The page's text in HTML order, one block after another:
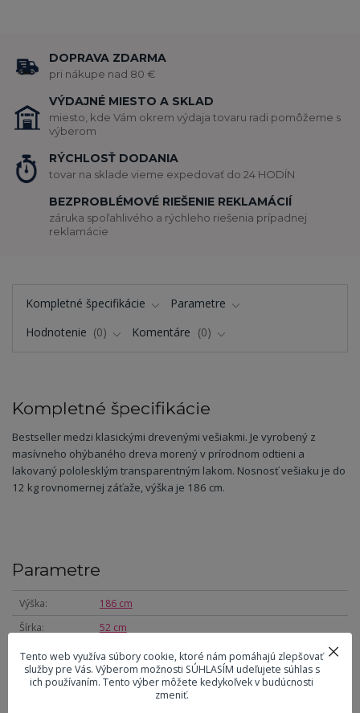
DOPRAVA ZDARMA
pri nákupe nad 80 €
VÝDAJNÉ MIESTO A SKLAD
miesto, kde Vám okrem výdaja tovaru radi pomôžeme s
výberom
RÝCHLOSŤ DODANIA
tovar na sklade vieme expedovať do 24 HODÍN
BEZPROBLÉMOVÉ RIEŠENIE REKLAMÁCIÍ
záruka spoľahlivého a rýchleho riešenia prípadnej
reklamácie
Kompletné špecifikácie
Parametre
Hodnotenie
0 Komentáre 0
Kompletné špecifikácie
Bestseller medzi klasickými drevenými vešiakmi. Je vyrobený z
masívneho ohýbaného dreva morený v prírodnom odtieni a
lakovaný pololesklým transparentným lakom. Nosnosť vešiaku je do
12 kg rovnomernej záťaže, výška je 186 cm.
Parametre
Výška
186 cm
Šírka
52 cm
Hĺbka
52 cm
Nosnosť
12 kg
Tento web využíva súbory cookie, ktoré nám pomáhajú zlepšovať
služby pre Vás. Výberom možnosti SÚHLASÍM udeľujete súhlas s
ich používaním. Tento výber môžete kedykoľvek v budúcnosti
zmeniť.